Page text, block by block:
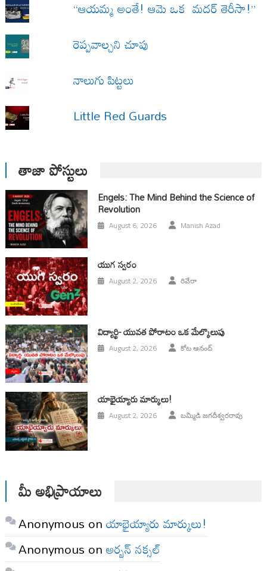
“ఆయమ్మ అంతే! ఆమె ఒక మదర్ తెరీసా!”
రెప్పవాల్చని చూపు
నాలుగు పిట్టలు
Little Red Guards
తాజా పోస్టులు
Engels: The Mind Behind the Science of
Revolution
August 6, 2026 Manish Azad
యుగ స్వ‌రం
August 2, 2026 రివేరా
విద్యార్థి- యువత పోరాటం ఒక మేల్కొలుపు
August 2, 2026 కోట ఆనంద్
యాభైయ్యారు మార్కులు!
August 2, 2026 బమ్మిడి జగదీశ్వరరావు
మీ అభిప్రాయాలు
Anonymous onయాభైయ్యారు మార్కులు!
Anonymous onఅర్బన్ నక్సల్